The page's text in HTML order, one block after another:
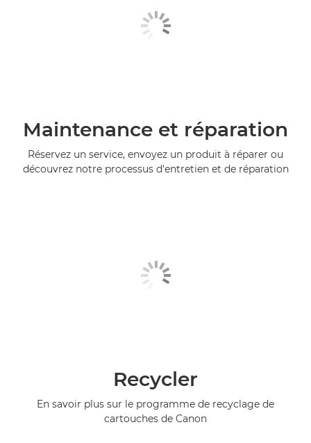
Maintenance et réparation
Réservez un service, envoyez un produit à réparer ou
découvrez notre processus d'entretien et de réparation
Recycler
En savoir plus sur le programme de recyclage de
cartouches de Canon